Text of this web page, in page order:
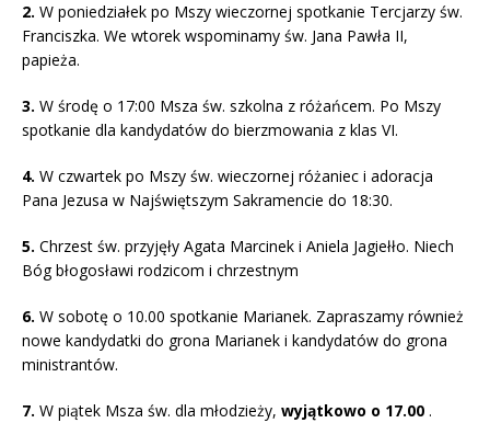
2. W poniedziałek po Mszy wieczornej spotkanie Tercjarzy św.
Franciszka. We wtorek wspominamy św. Jana Pawła II,
papieża.
3. W środę o 17:00 Msza św. szkolna z różańcem. Po Mszy
spotkanie dla kandydatów do bierzmowania z klas VI.
4. W czwartek po Mszy św. wieczornej różaniec i adoracja
Pana Jezusa w Najświętszym Sakramencie do 18:30.
5. Chrzest św. przyjęły Agata Marcinek i Aniela Jagiełło. Niech
Bóg błogosławi rodzicom i chrzestnym
6. W sobotę o 10.00 spotkanie Marianek. Zapraszamy również
nowe kandydatki do grona Marianek i kandydatów do grona
ministrantów.
7. W piątek Msza św. dla młodzieży, wyjątkowo o 17.00 .